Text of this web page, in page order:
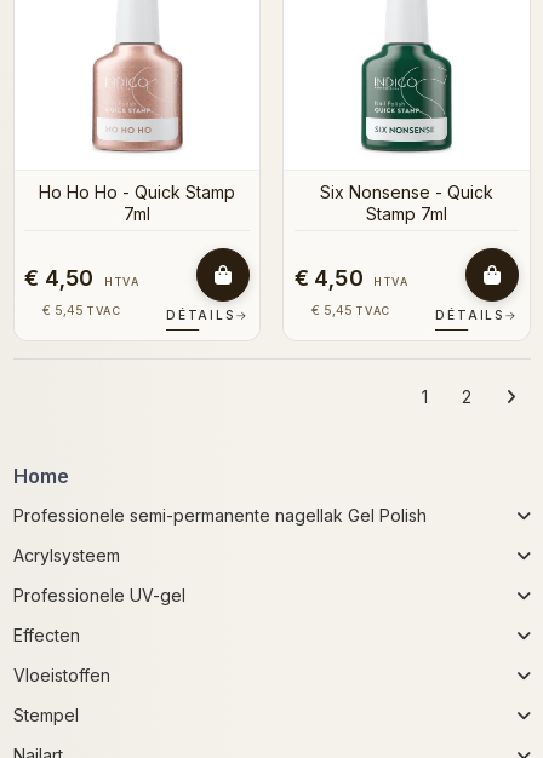
Ho Ho Ho - Quick Stamp
7ml
€ 4,50 HTVA
€ 5,45 TVAC DÉTAILS →
Six Nonsense - Quick
Stamp 7ml
€ 4,50 HTVA
€ 5,45 TVAC DÉTAILS →
1 2
Home
Professionele semi-permanente nagellak Gel Polish
Acrylsysteem
Professionele UV-gel
Effecten
Vloeistoffen
Stempel